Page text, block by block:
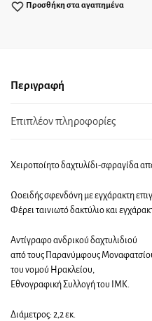
Προσθήκη στα αγαπημένα
Περιγραφή
Επιπλέον πληροφορίες
Χειροποίητο δαχτυλίδι-σφραγίδα
Ωοειδής σφενδόνη με εγχάρακτη
Φέρει ταινιωτό δακτύλιο και
Αντίγραφο ανδρικού δαχτυλιδιού
από τους Παρανύμφους
του νομού Ηρακλείου,
Εθνογραφική Συλλογή του ΙΜΚ.
Διάμετρος: 2,2 εκ.